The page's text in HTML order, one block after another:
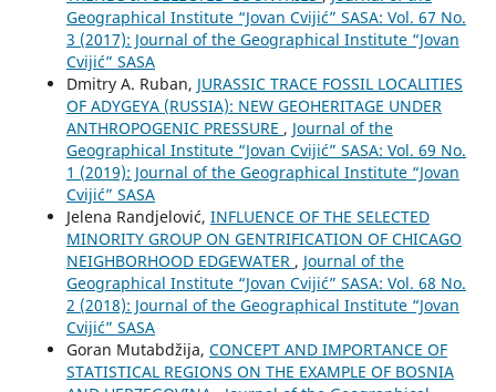
Geographical Institute “Jovan Cvijić” SASA: Vol. 67 No.
3 (2017): Journal of the Geographical Institute “Jovan
Cvijić” SASA
Dmitry A. Ruban, JURASSIC TRACE FOSSIL LOCALITIES
OF ADYGEYA (RUSSIA): NEW GEOHERITAGE UNDER
ANTHROPOGENIC PRESSURE , Journal of the
Geographical Institute “Jovan Cvijić” SASA: Vol. 69 No.
1 (2019): Journal of the Geographical Institute “Jovan
Cvijić” SASA
Jelena Randjelović, INFLUENCE OF THE SELECTED
MINORITY GROUP ON GENTRIFICATION OF CHICAGO
NEIGHBORHOOD EDGEWATER , Journal of the
Geographical Institute “Jovan Cvijić” SASA: Vol. 68 No.
2 (2018): Journal of the Geographical Institute “Jovan
Cvijić” SASA
Goran Mutabdžija, CONCEPT AND IMPORTANCE OF
STATISTICAL REGIONS ON THE EXAMPLE OF BOSNIA